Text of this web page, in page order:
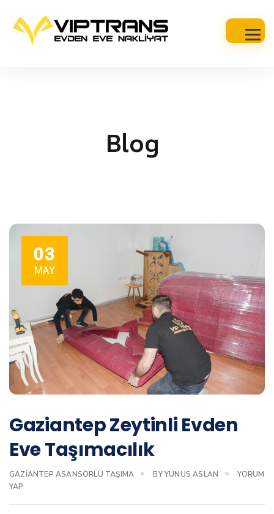
Blog
03
MAY
Gaziantep Zeytinli Evden
Eve Taşımacılık
GAZIANTEP ASANSÖRLÜ TAŞIMA BYYUNUS ASLAN
YORUM
YAP